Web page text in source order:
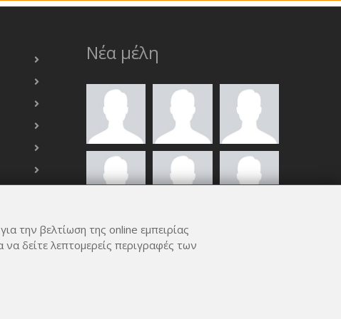
Νέα μέλη
ΟΛΑ ΤΑ ΜΈΛΗ
την βελτίωση της online εμπειρίας
δείτε λεπτομερείς περιγραφές των